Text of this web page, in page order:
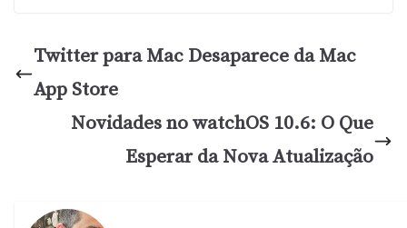
Twitter para Mac Desaparece da Mac
App Store
Novidades no watchOS 10.6: O Que
Esperar da Nova Atualização